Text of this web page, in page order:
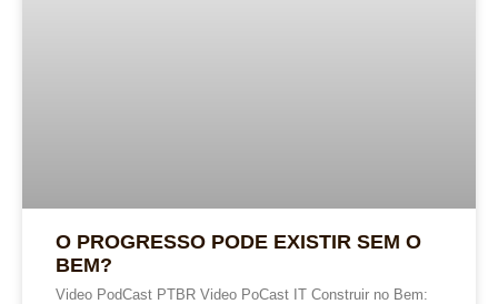
O PROGRESSO PODE EXISTIR SEM O
BEM?
Video PodCast PTBR Video PoCast IT Construir no Bem: